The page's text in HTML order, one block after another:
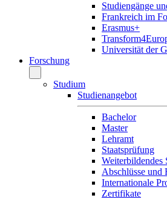
Studiengänge
Frankreich im
Erasmus+
Universität der
Forschung
Studium
Studienangebot
Bachelor
Master
Lehramt
Staatsprüfung
Weiterbildendes
Abschlüsse und
Internationale
Zertifikate